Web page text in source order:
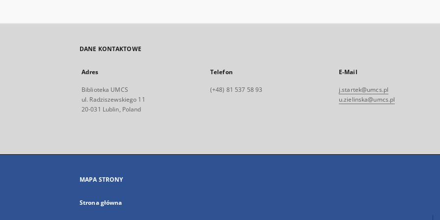
DANE KONTAKTOWE
Adres
Biblioteka UMCS
ul. Radziszewskiego 11
20-031 Lublin, Poland
Telefon
(+48) 81 537 58 93
E-Mail
j.startek@umcs.pl
u.zielinska@umcs.pl
MAPA STRONY
Strona główna